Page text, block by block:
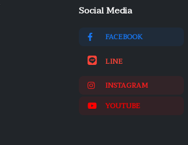
Social Media
FACEBOOK
LINE
INSTAGRAM
YOUTUBE